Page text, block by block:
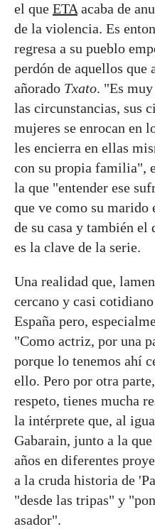
el que ETA acaba de
de la violencia. Es
regresa a su pueblo
perdón de aquellos que
añorado Txato. "Es
las circunstancias, sus
mujeres se enrocan en
les encierra en ellas
con su propia familia",
la que "entender ese
que ve como su marido
de su casa y también el
es la clave de la serie.
Una realidad que,
cercano y casi
España pero,
"Como actriz, por una
porque lo tenemos ahí
ello. Pero por otra
respeto, tienes mucha
la intérprete que, al
Gabarain, junto a la
años en diferentes
a la cruda historia de
"desde las tripas" y
asador".